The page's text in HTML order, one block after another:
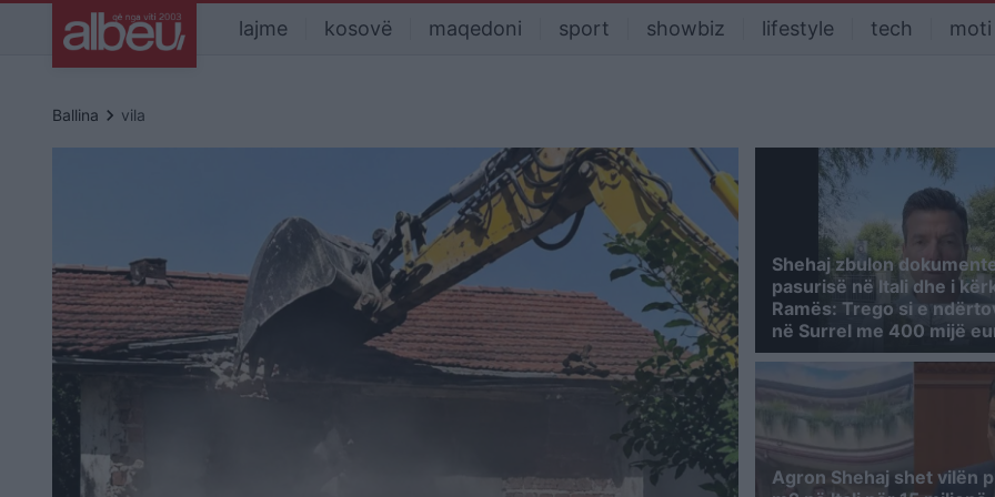
lajme kosovë maqedoni sport showbiz lifestyle tech moti
Ballina keyboard_arrow_right vila
Shehaj zbulon
pasurisë në Itali dhe i
Ramës: Trego si e
në Surrel me 400 mijë
Agron Shehaj shet vilën